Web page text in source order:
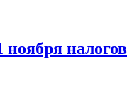
ноября